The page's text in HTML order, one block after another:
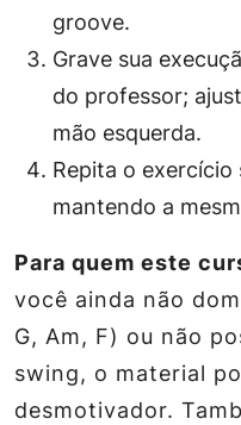
groove.
Grave sua
do professor;
mão esquerda.
Repita o
mantendo a
Para quem este
você ainda não
G, Am, F) ou não
swing, o material
desmotivador.